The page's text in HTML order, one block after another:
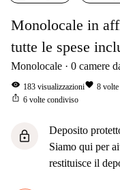
Monolocale in
tutte le spese
Monolocale 0 camere
visibility 183 visualizzazionifavorite 8 volte
ios_share 6 volte condiviso
lock
Deposito
Siamo qui per
restituisce il